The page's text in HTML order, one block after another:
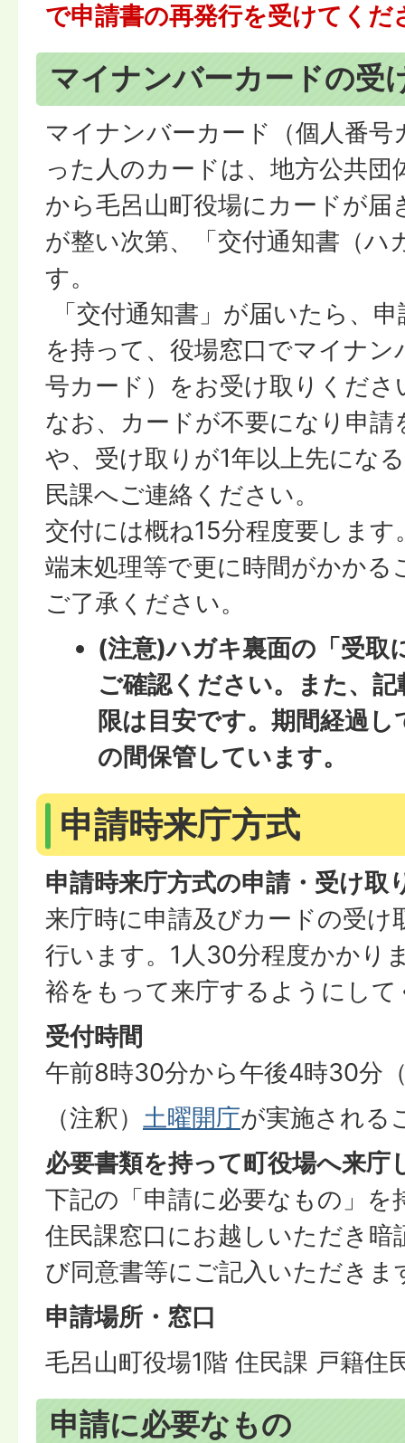
で申請書の再発行を受けてくだ
マイナンバーカードの受
マイナンバーカード（個人番号
った人のカードは、地方公共団
から毛呂山町役場にカードが届
が整い次第、「交付通知書（ハ
す。
「交付通知書」が届いたら、
を持って、役場窓口でマイナン
号カード）をお受け取りくださ
なお、カードが不要になり申請
や、受け取りが1年以上先にな
民課へご連絡ください。
交付には概ね15分程度要しま
端末処理等で更に時間がかか
ご了承ください。
(注意)ハガキ裏面の「受取
ご確認ください。また、記
限は目安です。期間経過
の間保管しています。
申請時来庁方式
申請時来庁方式の申請・受け取
来庁時に申請及びカードの受け
行います。1人30分程度かかり
裕をもって来庁するようにし
受付時間
午前8時30分から午後4時30分
（注釈） 土曜開庁が実施される
必要書類を持って町役場へ来庁
下記の「申請に必要なもの」を
住民課窓口にお越しいただき暗
び同意書等にご記入いただきま
申請場所・窓口
毛呂山町役場1階 住民課 戸籍住
申請に必要なもの